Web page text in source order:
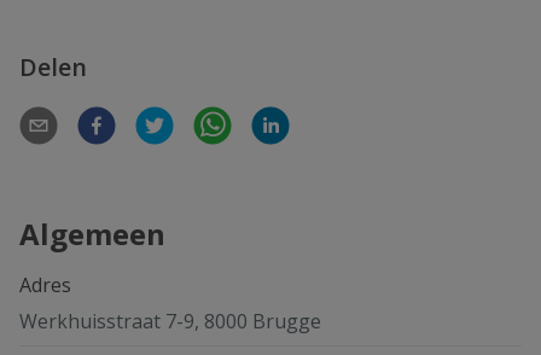
Delen
Algemeen
Adres
Werkhuisstraat 7-9, 8000 Brugge